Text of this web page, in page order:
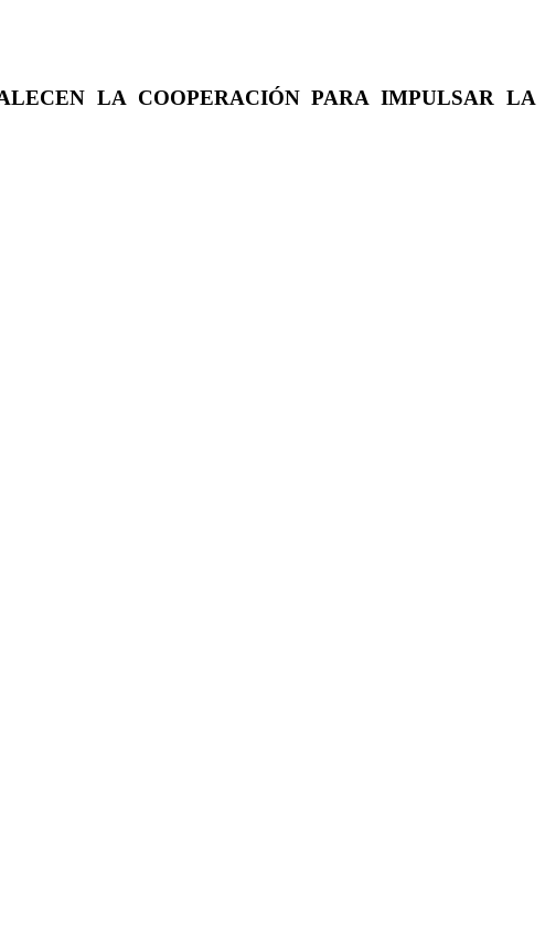
LA COOPERACIÓN PARA IMPULSAR LA